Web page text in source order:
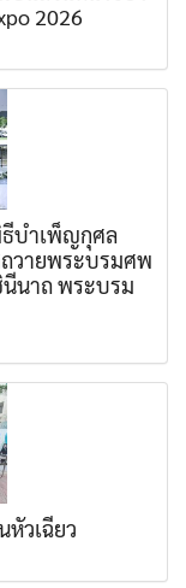
2026
บำเพ็ญกุศล
วายพระบรมศพ
นีนาถ พระบรม
วเฉียว